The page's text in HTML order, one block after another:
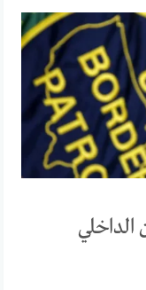
الداخلي